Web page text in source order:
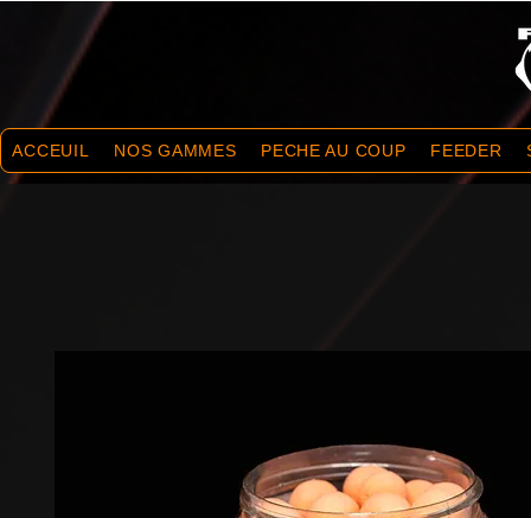
ACCEUIL NOS GAMMES PECHE AU COUP FEEDER